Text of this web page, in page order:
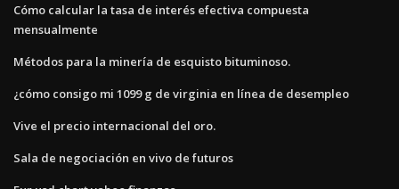
Cómo calcular la tasa de interés efectiva compuesta
mensualmente
Métodos para la minería de esquisto bituminoso.
¿cómo consigo mi 1099 g de virginia en línea de desempleo
Vive el precio internacional del oro.
Sala de negociación en vivo de futuros